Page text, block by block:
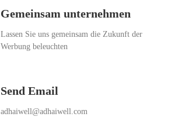
Gemeinsam unternehmen
Lassen Sie uns gemeinsam die Zukunft der
Werbung beleuchten
Send Email
adhaiwell@adhaiwell.com